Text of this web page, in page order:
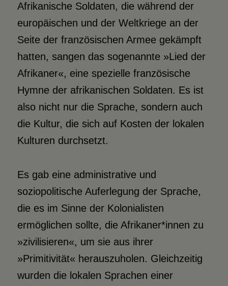
Afrikanische Soldaten, die während der
europäischen und der Weltkriege an der
Seite der französischen Armee gekämpft
hatten, sangen das sogenannte »Lied der
Afrikaner«, eine spezielle französische
Hymne der afrikanischen Soldaten. Es ist
also nicht nur die Sprache, sondern auch
die Kultur, die sich auf Kosten der lokalen
Kulturen durchsetzt.
Es gab eine administrative und
soziopolitische Auferlegung der Sprache,
die es im Sinne der Kolonialisten
ermöglichen sollte, die Afrikaner*innen zu
»zivilisieren«, um sie aus ihrer
»Primitivität« herauszuholen. Gleichzeitig
wurden die lokalen Sprachen einer